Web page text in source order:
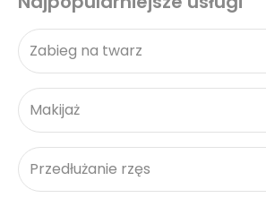
Zabieg na twarz
Makijaż
Przedłużanie rzęs